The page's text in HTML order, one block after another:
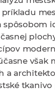
príkladu
však
a
tkanivo